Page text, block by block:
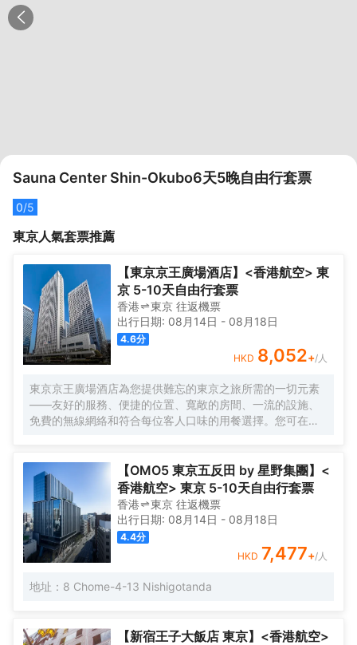
Sauna Center Shin-Okubo6天5晚自由行套票
0/5
東京人氣套票推薦
【東京京王廣場酒店】<香港航空> 東
京 5-10天自由行套票
香港 東京 往返機票
出行日期: 08月14日 - 08月18日
4.6分
HKD 8,052+/人
東京京王廣場酒店為您提供難忘的東京之旅所需的一切元素
——友好的服務、便捷的位置、寬敞的房間、一流的設施、
免費的無線網絡和符合每位客人口味的用餐選擇。您可在空
【OMO5 東京五反田 by 星野集團】<
香港航空> 東京 5-10天自由行套票
香港 東京 往返機票
出行日期: 08月14日 - 08月18日
4.4分
HKD 7,477+/人
地址：8 Chome-4-13 Nishigotanda
【新宿王子大飯店 東京】<香港航空>